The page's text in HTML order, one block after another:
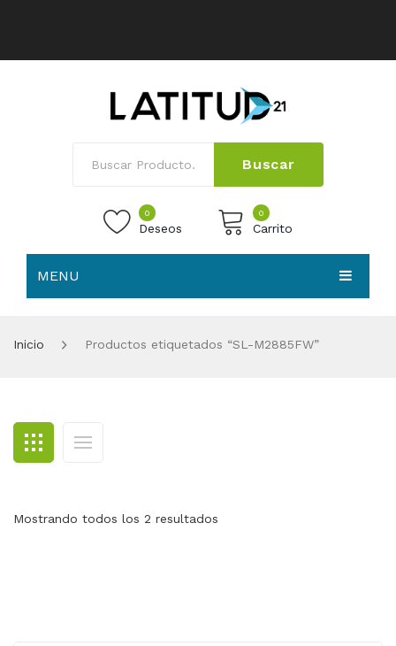
Buscar
0
Deseos
0
Carrito
MENU
BLOG
CONTACTO
Inicio Productos etiquetados “SL-M2885FW”
Mostrando todos los 2 resultados